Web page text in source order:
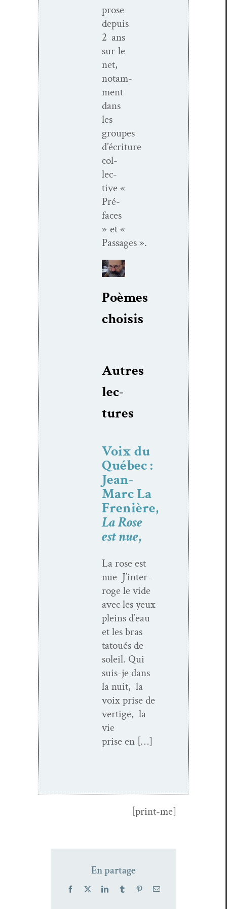
prose
depuis
2 ans
sur le
net,
notam­
ment
dans
les
groupes
d’écriture
col­
lec­
tive «
Pré­
faces
» et «
Passages ».
Poèmes
choi­sis
Autres
lec­
tures
Voix du
Québec :
Jean-
Marc La
Frenière,
La Rose
est nue,
La rose est
nue J’in­ter­
roge le vide
avec les yeux
pleins d’eau
et les bras
tatoués de
soleil. Qui
suis-je dans
la nuit, la
voix prise de
ver­tige, la
vie
prise en […]
[print-me]
En partage
Facebook LinkedInTumblr PinterestEmail